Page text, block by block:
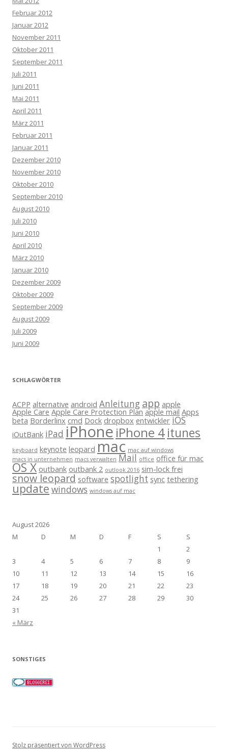
Februar 2012
Januar 2012
November 2011
Oktober 2011
September 2011
Juli 2011
Juni 2011
Mai 2011
April 2011
März 2011
Februar 2011
Januar 2011
Dezember 2010
November 2010
Oktober 2010
September 2010
August 2010
Juli 2010
Juni 2010
April 2010
März 2010
Januar 2010
Dezember 2009
Oktober 2009
September 2009
August 2009
Juli 2009
Juni 2009
SCHLAGWÖRTER
ACPP alternative android Anleitung app apple
Apple Care Apple Care Protection Plan apple mail Apps
beta Borderlinx cmd Dock dropbox entwickler iOS
iOutBank iPad iPhone iPhone 4itunes
keyboard keynote leopard mac mac auf windows
macs in unternehmen macs verwalten Mail office office für mac
OS X outbank outbank 2 outlook 2016 sim-lock frei
snow leopard software spotlight sync tethering
update windows windows auf mac
August 2026
M
D M D F S
S
1
2
3
4 5 6 7 8
9
10
11 12 13 14 15
16
17
18 19 20 21 22
23
24
25 26 27 28 29
30
31
« März
SONSTIGES
Stolz präsentiert von WordPress